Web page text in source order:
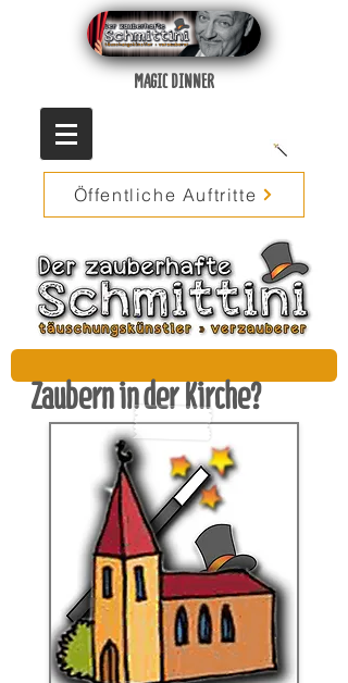
MAGIC DINNER
Öffentliche Auftritte
Zaubern in der Kirche?